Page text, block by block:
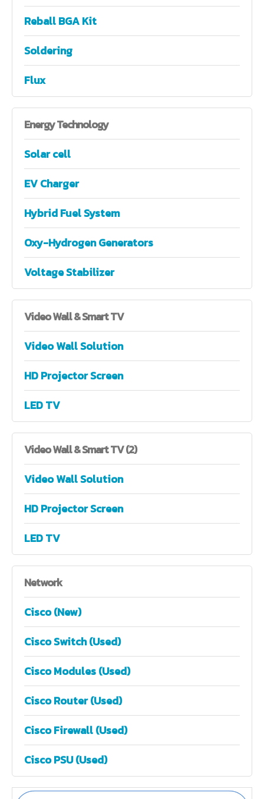
Reball BGA Kit
Soldering
Flux
EnergyTechnology
Solar cell
EV Charger
Hybrid Fuel System
Oxy-Hydrogen Generators
Voltage Stabilizer
VideoWall & Smart TV
Video Wall Solution
HD Projector Screen
LED TV
VideoWall & Smart TV (2)
Video Wall Solution
HD Projector Screen
LED TV
Network
Cisco (New)
Cisco Switch (Used)
Cisco Modules (Used)
Cisco Router (Used)
Cisco Firewall (Used)
Cisco PSU (Used)